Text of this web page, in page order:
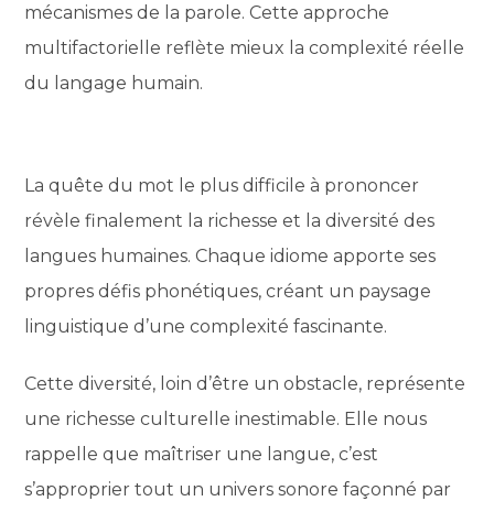
mécanismes de la parole. Cette approche
multifactorielle reflète mieux la complexité réelle
du langage humain.
La quête du mot le plus difficile à prononcer
révèle finalement la richesse et la diversité des
langues humaines. Chaque idiome apporte ses
propres défis phonétiques, créant un paysage
linguistique d’une complexité fascinante.
Cette diversité, loin d’être un obstacle, représente
une richesse culturelle inestimable. Elle nous
rappelle que maîtriser une langue, c’est
s’approprier tout un univers sonore façonné par